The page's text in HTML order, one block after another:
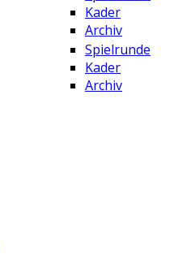
Kader
Archiv
Spielrunde
Kader
Archiv